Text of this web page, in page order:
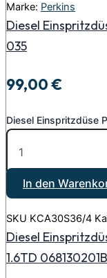
Marke: Perkins
Diesel
035
99,00€
Diesel Einspritzdüse
In den
SKU KCA30S36/4
Diesel
1.6TD